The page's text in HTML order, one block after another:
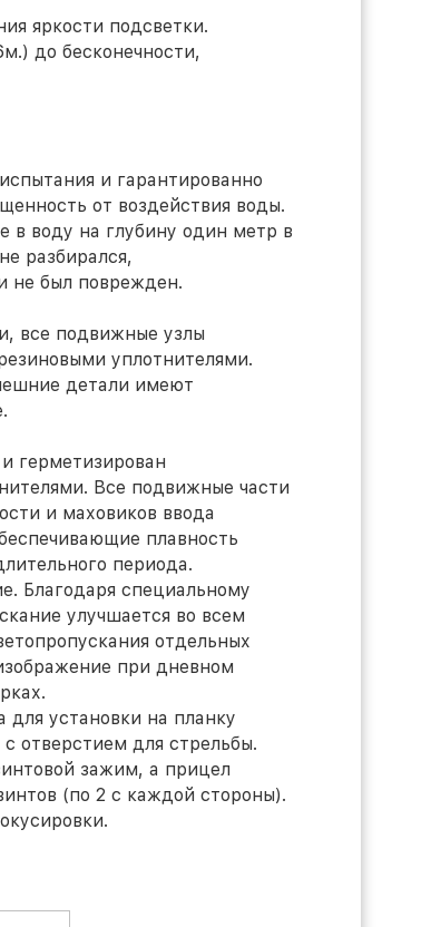
подсветки.
до бесконечности,
и гарантированно
от воздействия воды.
воду на глубину один метр в
разбирался,
не был поврежден.
все подвижные узлы
уплотнителями.
детали имеют
герметизирован
Все подвижные части
и маховиков ввода
плавность
периода.
Благодаря специальному
улучшается во всем
отдельных
при дневном
для установки на планку
отверстием для стрельбы.
зажим, а прицел
(по 2 с каждой стороны).